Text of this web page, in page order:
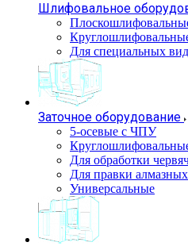
Шлифовальное
Для специальных
Заточное оборудование
5-осевые с ЧПУ
Для обработки
Для правки
Универсальные